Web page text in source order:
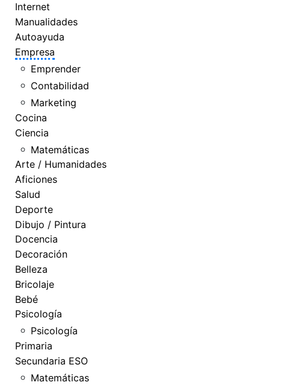
Internet
Manualidades
Autoayuda
Empresa
Emprender
Contabilidad
Marketing
Cocina
Ciencia
Matemáticas
Arte / Humanidades
Aficiones
Salud
Deporte
Dibujo / Pintura
Docencia
Decoración
Belleza
Bricolaje
Bebé
Psicología
Psicología
Primaria
Secundaria ESO
Matemáticas